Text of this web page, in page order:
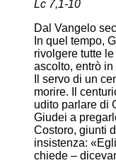
Lc 7,1-10
Dal Vangelo
In quel tempo,
rivolgere tutte
ascolto, entrò in
Il servo di un
morire. Il
udito parlare di
Giudei a
Costoro, giunti
insistenza:
chiede –